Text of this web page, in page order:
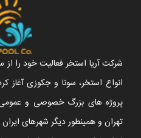
انواع استخر، سونا و جکوزی آغاز
پروژه های بزرگ خصوصی و
تهران و همینطور دیگر شهرهای